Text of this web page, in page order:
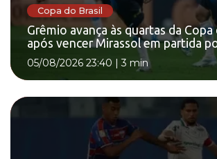
Copa do Brasil
Grêmio avança às quartas da Copa
após vencer Mirassol em partida
05/08/2026 23:40 |3 min